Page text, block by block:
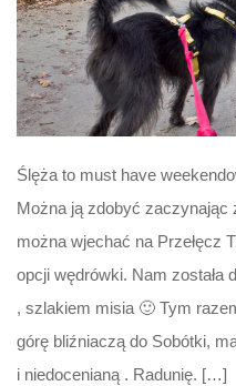
Ślęża to must have
Można ją zdobyć zaczynając
można wjechać na Przełęcz
opcji wędrówki. Nam została
, szlakiem misia 🙂 Tym
górę bliźniaczą do Sobótki,
i niedocenianą . Radunię. […]